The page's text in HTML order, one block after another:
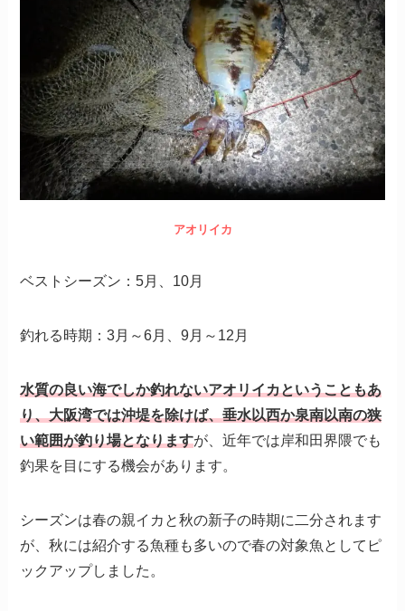
アオリイカ
ベストシーズン：5月、10月
釣れる時期：3月～6月、9月～12月
水質の良い海でしか釣れないアオリイカということもあ
り、大阪湾では沖堤を除けば、垂水以西か泉南以南の狭
い範囲が釣り場となりますが、近年では岸和田界隈でも
釣果を目にする機会があります。
シーズンは春の親イカと秋の新子の時期に二分されます
が、秋には紹介する魚種も多いので春の対象魚としてピ
ックアップしました。